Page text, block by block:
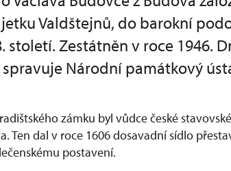
Valdštejnů, do barokní
století. Zestátněn v roce 1946.
Národní památkový
zámku byl vůdce české
Ten dal v roce 1606 dosavadní sídlo
postavení.